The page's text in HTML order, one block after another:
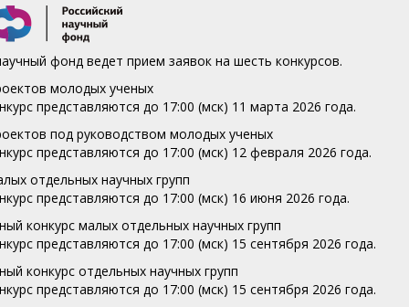
фонд ведет прием заявок на шесть конкурсов.
молодых ученых
представляются до 17:00 (мск) 11 марта 2026 года.
под руководством молодых ученых
представляются до 17:00 (мск) 12 февраля 2026 года.
отдельных научных групп
представляются до 17:00 (мск) 16 июня 2026 года.
конкурс малых отдельных научных групп
представляются до 17:00 (мск) 15 сентября 2026 года.
конкурс отдельных научных групп
представляются до 17:00 (мск) 15 сентября 2026 года.